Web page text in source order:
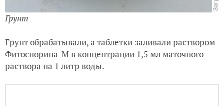
Грунт
Грунт обрабатывали, а таблетки заливали раствором
Фитоспорина-М в концентрации 1,5 мл маточного
раствора на 1 литр воды.